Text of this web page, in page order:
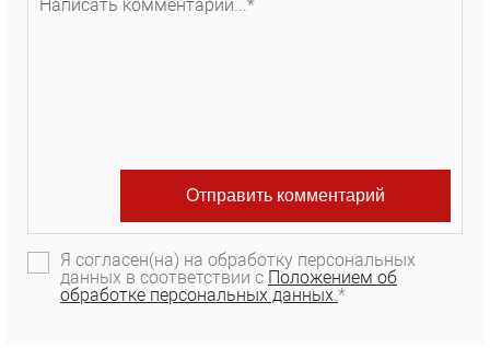
Я согласен(на) на обработку персональных
данных в соответствии с Положением об
обработке персональных данных.*